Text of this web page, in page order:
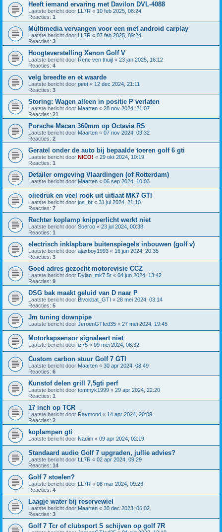
Heeft iemand ervaring met Davilon DVL-4088
Laatste bericht door LL7R « 10 feb 2025, 08:24
Reacties: 1
Multimedia vervangen voor een met android carplay
Laatste bericht door LL7R « 07 feb 2025, 09:24
Reacties: 3
Hoogteverstelling Xenon Golf V
Laatste bericht door Rene ven thuijl « 23 jan 2025, 16:12
Reacties: 4
velg breedte en et waarde
Laatste bericht door peet « 12 dec 2024, 21:11
Reacties: 3
Storing: Wagen alleen in positie P verlaten
Laatste bericht door Maarten « 28 nov 2024, 21:07
Reacties: 21
Porsche Macan 360mm op Octavia RS
Laatste bericht door Maarten « 07 nov 2024, 09:32
Reacties: 2
Geratel onder de auto bij bepaalde toeren golf 6 gti
Laatste bericht door NICO! « 29 okt 2024, 10:19
Reacties: 1
Detailer omgeving Vlaardingen (of Rotterdam)
Laatste bericht door Maarten « 06 sep 2024, 10:03
oliedruk en veel rook uit uitlaat MK7 GTI
Laatste bericht door jos_br « 31 jul 2024, 21:10
Reacties: 7
Rechter koplamp knipperlicht werkt niet
Laatste bericht door Soerco « 23 jul 2024, 00:38
Reacties: 1
electrisch inklapbare buitenspiegels inbouwen (golf v)
Laatste bericht door ajaxboy1993 « 16 jun 2024, 20:35
Reacties: 3
Goed adres gezocht motorevisie CCZ
Laatste bericht door Dylan_mk7.5r « 04 jun 2024, 13:42
Reacties: 9
DSG bak maakt geluid van D naar P
Laatste bericht door Blvckbat_GTI « 28 mei 2024, 03:14
Reacties: 5
Jm tuning downpipe
Laatste bericht door JeroenGTIed35 « 27 mei 2024, 19:45
Motorkapsensor signaleert niet
Laatste bericht door iz75 « 09 mei 2024, 08:32
Custom carbon stuur Golf 7 GTI
Laatste bericht door Maarten « 30 apr 2024, 08:49
Reacties: 6
Kunstof delen grill 7,5gti perf
Laatste bericht door tommyk1999 « 29 apr 2024, 22:20
Reacties: 1
17 inch op TCR
Laatste bericht door Raymond « 14 apr 2024, 20:09
Reacties: 2
koplampen gti
Laatste bericht door Nadim « 09 apr 2024, 02:19
Standaard audio Golf 7 upgraden, jullie advies?
Laatste bericht door LL7R « 02 apr 2024, 09:29
Reacties: 14
Golf 7 stoelen?
Laatste bericht door LL7R « 08 mar 2024, 09:26
Reacties: 4
Laagje water bij reservewiel
Laatste bericht door Maarten « 30 dec 2023, 06:02
Reacties: 3
Golf 7 Tcr of clubsport S schijven op golf 7R